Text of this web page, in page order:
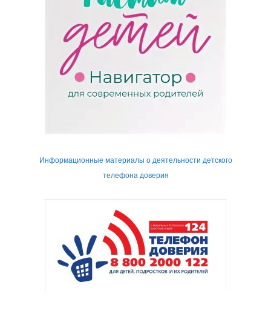
Информационные материалы о деятельности детского
телефона доверия